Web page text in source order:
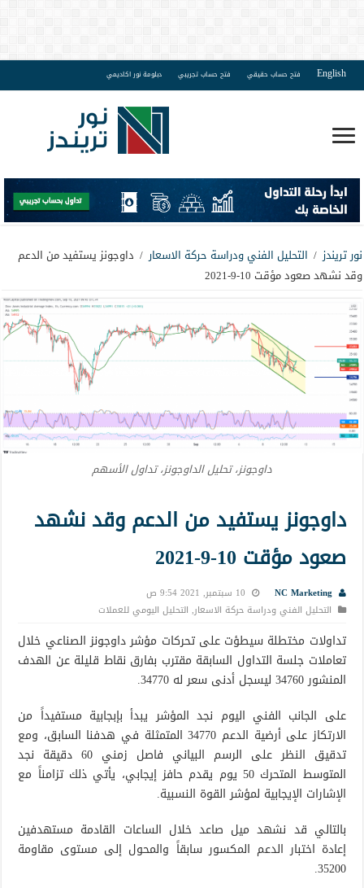
English فتح حساب حقيقي فتح حساب تجريبي دبلومة نور اكاديمي
نور تريندز / التحليل الفني ودراسة حركة الاسعار / داوجونز يستفيد من الدعم
وقد نشهد صعود مؤقت 10-9-2021
داوجونز، تحليل الداوجونز، تداول الأسهم
داوجونز يستفيد من الدعم وقد نشهد
صعود مؤقت 10-9-2021
NC Marketing
10 سبتمبر, 2021 9:54 ص
التحليل الفني ودراسة حركة الاسعار, التحليل اليومي للعملات
تداولات مختطلة سيطؤت على تحركات مؤشر داوجونز الصناعي خلال
تعاملات جلسة التداول السابقة مقترب بفارق نقاط قليلة عن الهدف
المنشور 34760 ليسجل أدنى سعر له 34770.
على الجانب الفني اليوم نجد المؤشر يبدأ بإبجابية مستفيداً من
الارتكاز على أرضية الدعم 34770 المتمثلة في هدفنا السابق، ومع
تدقيق النظر على الرسم البياني فاصل زمني 60 دقيقة نجد
المتوسط المتحرك 50 يوم يقدم حافز إيجابي، يأتي ذلك تزامناً مع
الإشارات الإيجابية لمؤشر القوة النسبية.
بالتالي قد نشهد ميل صاعد خلال الساعات القادمة مستهدفين
إعادة اختبار الدعم المكسور سابقاً والمحول إلى مستوى مقاومة
35200.